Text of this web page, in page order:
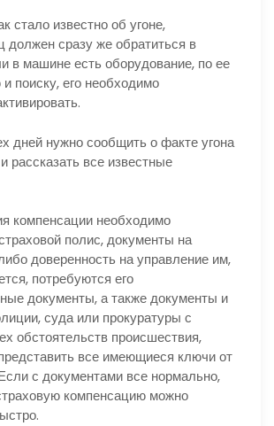
стало известно об угоне,
должен сразу же обратиться в
в машине есть оборудование, по ее
поиску, его необходимо
дней нужно сообщить о факте угона
рассказать все известные
компенсации необходимо
полис, документы на
доверенность на управление им,
потребуются его
документы, а также документы и
суда или прокуратуры с
обстоятельств происшествия,
все имеющиеся ключи от
с документами все нормально,
компенсацию можно